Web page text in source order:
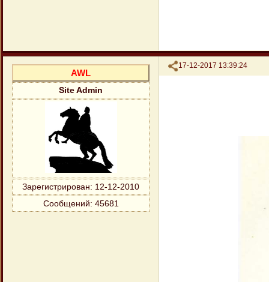
Поделиться
17-12-2017 13:39:24
AWL
Site Admin
Зарегистрирован: 12-12-2010
Сообщений: 45681